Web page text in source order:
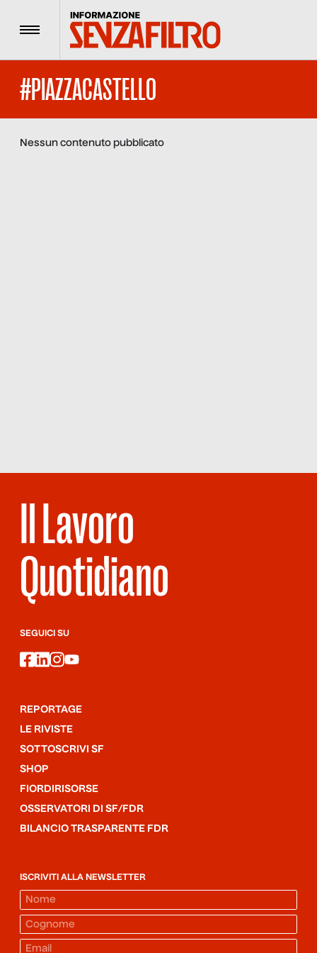
Menu
#PIAZZACASTELLO
Nessun contenuto pubblicato
Il Lavoro
Quotidiano
SEGUICI SU
facebook
linkedin
instagram
youtube
REPORTAGE
LE RIVISTE
SOTTOSCRIVI SF
SHOP
FIORDIRISORSE
OSSERVATORI DI SF/FDR
BILANCIO TRASPARENTE FDR
ISCRIVITI ALLA NEWSLETTER